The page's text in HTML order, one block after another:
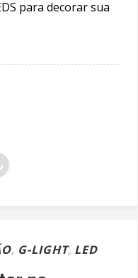
para decorar sua
, G-LIGHT, LED